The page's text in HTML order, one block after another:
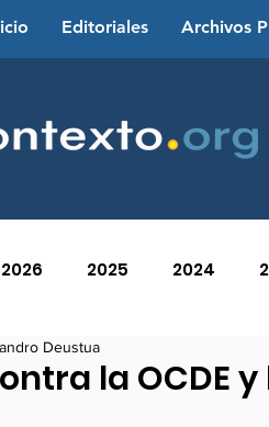
Editoriales Archivos
2026 2025 2024
2014la OCDE y
Deustua